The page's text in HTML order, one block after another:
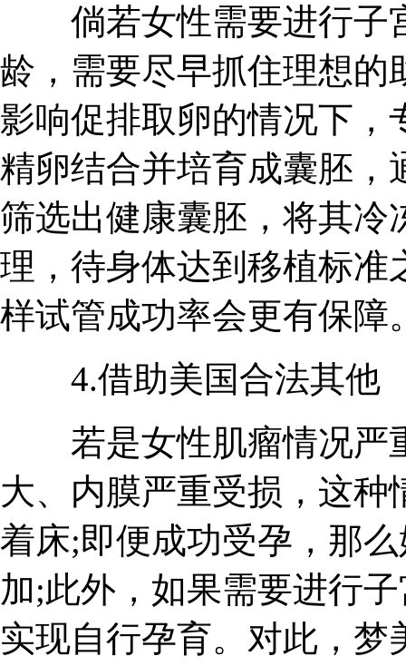
倘若女性需要进行子
龄，需要尽早抓住理想的
影响促排取卵的情况下，
精卵结合并培育成囊胚，
筛选出健康囊胚，将其冷
理，待身体达到移植标准
样试管成功率会更有保障
4.借助美国合法其他
若是女性肌瘤情况严
大、内膜严重受损，这
着床;即便成功受孕，那
加;此外，如果需要进行
实现自行孕育。对此，梦